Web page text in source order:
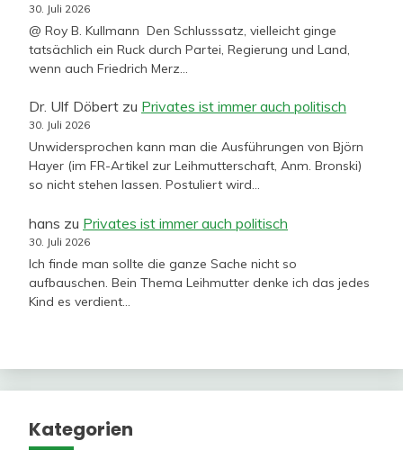
30. Juli 2026
@ Roy B. Kullmann Den Schlusssatz, vielleicht ginge
tatsächlich ein Ruck durch Partei, Regierung und Land,
wenn auch Friedrich Merz…
Dr. Ulf Döbert zu Privates ist immer auch politisch
30. Juli 2026
Unwidersprochen kann man die Ausführungen von Björn
Hayer (im FR-Artikel zur Leihmutterschaft, Anm. Bronski)
so nicht stehen lassen. Postuliert wird…
hans zu Privates ist immer auch politisch
30. Juli 2026
Ich finde man sollte die ganze Sache nicht so
aufbauschen. Bein Thema Leihmutter denke ich das jedes
Kind es verdient…
Kategorien